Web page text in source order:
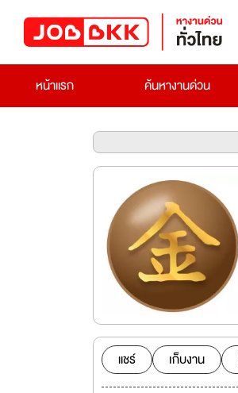
หน้าแรก ค้นหางานด่วน
แชร์ เก็บงาน